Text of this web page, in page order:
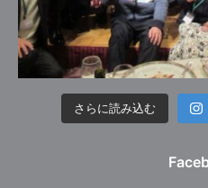
さらに読み込む